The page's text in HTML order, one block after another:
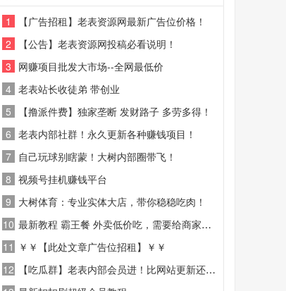
1
【广告招租】老表资源网最新广告位价格！
2
【公告】老表资源网投稿必看说明！
3 网赚项目批发大市场--全网最低价
4 老表站长收徒弟 带创业
5
【撸派件费】独家垄断 发财路子 多劳多得！
6 老表内部社群！永久更新各种赚钱项目！
7 自己玩球别瞎蒙！大树内部圈带飞！
8 视频号挂机赚钱平台
9 大树体育：专业实体大店，带你稳稳吃肉！
10 最新教程 霸王餐 外卖低价吃，需要给商家好评
11 ￥￥【此处文章广告位招租】￥￥
12
【吃瓜群】老表内部会员进！比网站更新还精彩！